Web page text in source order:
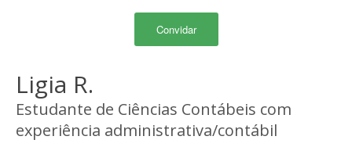
Convidar
Ligia R.
Estudante de Ciências Contábeis com
experiência administrativa/contábil